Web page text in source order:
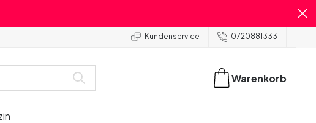
Kundenservice 0720881333
Warenkorb